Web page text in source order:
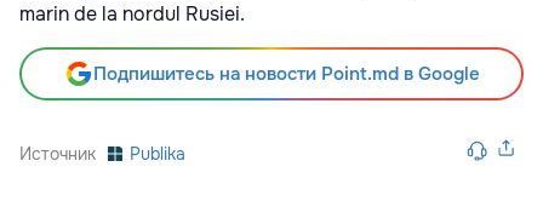
marin de la nordul Rusiei.
Подпишитесь на новости Point.md в Google
Источник Publika